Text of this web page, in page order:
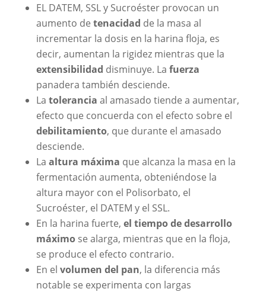
EL DATEM, SSL y Sucroéster provocan un
aumento de tenacidad de la masa al
incrementar la dosis en la harina floja, es
decir, aumentan la rigidez mientras que la
extensibilidad disminuye. La fuerza
panadera también desciende.
La tolerancia al amasado tiende a aumentar,
efecto que concuerda con el efecto sobre el
debilitamiento, que durante el amasado
desciende.
La altura máxima que alcanza la masa en la
fermentación aumenta, obteniéndose la
altura mayor con el Polisorbato, el
Sucroéster, el DATEM y el SSL.
En la harina fuerte, el tiempo de desarrollo
máximo se alarga, mientras que en la floja,
se produce el efecto contrario.
En el volumen del pan, la diferencia más
notable se experimenta con largas